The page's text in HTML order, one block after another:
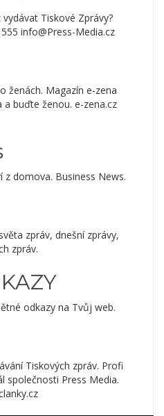
Tiskové Zprávy?
info@Press-Media.cz
ženách. Magazín e-zena
buďte ženou. e-zena.cz
z domova. Business News.
zpráv, dnešní zprávy,
zpráv.
odkazy na Tvůj web.
Tiskových zpráv. Profi
společnosti Press Media.